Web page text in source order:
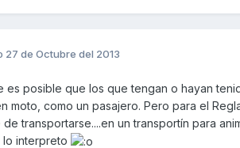
27 de Octubre del 2013
es posible que los que tengan o hayan
moto, como un pasajero. Pero para el
transportarse....en un transportín para
interpreto